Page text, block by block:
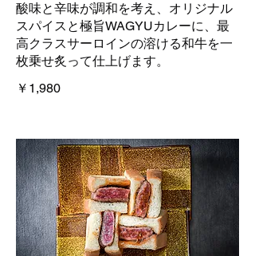
酸味と辛味が調和を考え、オリジナル
スパイスと極旨WAGYUカレーに、最
高クラスサーロインの溶ける和牛を一
枚乗せ炙って仕上げます。
￥1,980